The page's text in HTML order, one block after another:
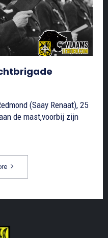
(Saay Renaat), 25
de mast,voorbij zijn